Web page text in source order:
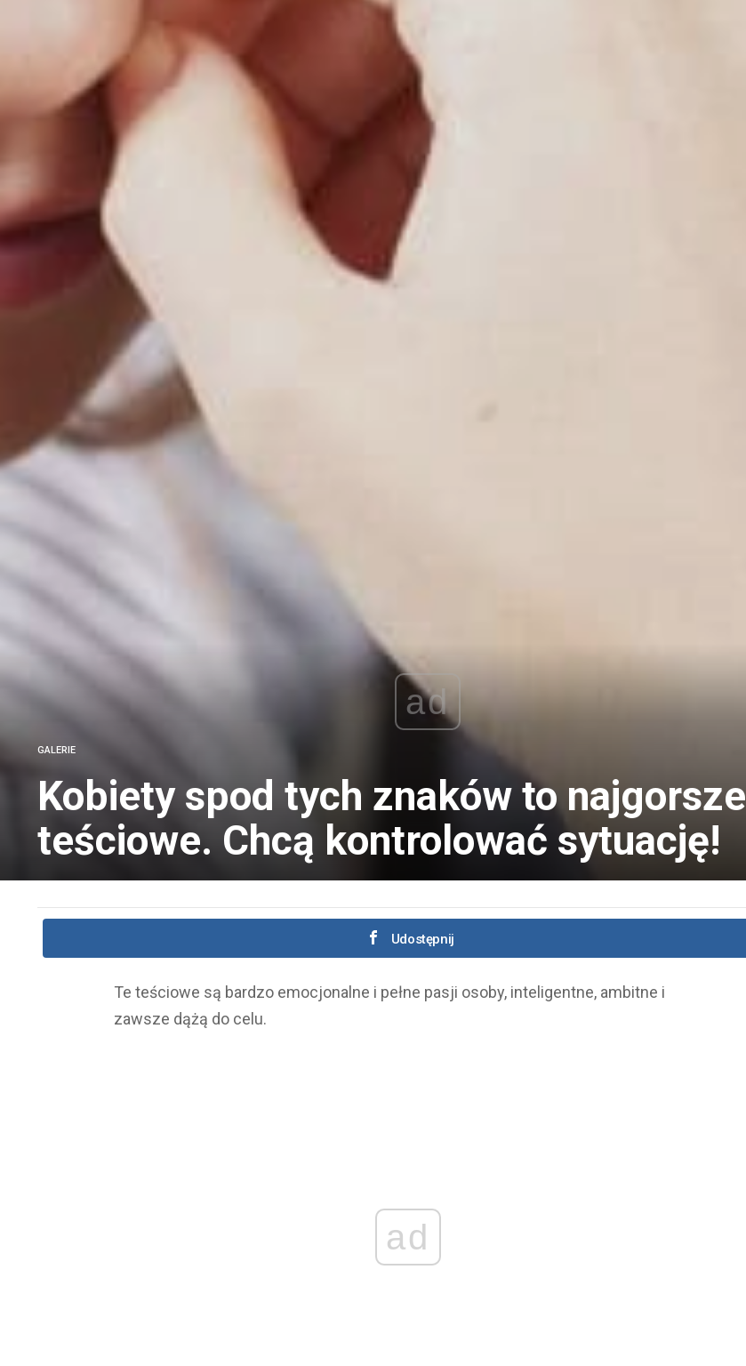
ad
GALERIE
Kobiety spod tych znaków to najgorsze
teściowe. Chcą kontrolować sytuację!
Udostępnij
Te teściowe są bardzo emocjonalne i pełne pasji osoby, inteligentne, ambitne i
zawsze dążą do celu.
ad